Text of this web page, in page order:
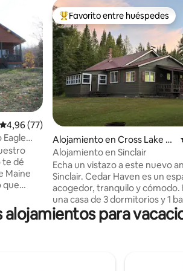
destacados
Calificación promedio: 4,96 de 5. 77
4,96 (77)
te dé
Maine
¡utiliza
Favorito entre los huéspedes
Favorito entre huéspedes
Alojamiento en Cross Lake To
wnship
Alojamiento en Sinclair
Echa un vistazo a este nuevo
Sinclair. Cedar Haven es un
acogedor, tranquilo y cómodo.
una casa de 3 dormitorios y 1
temporadas. Tomamos este
espacio y creamos un lugar
aloje con nosotros. Accesible al
para